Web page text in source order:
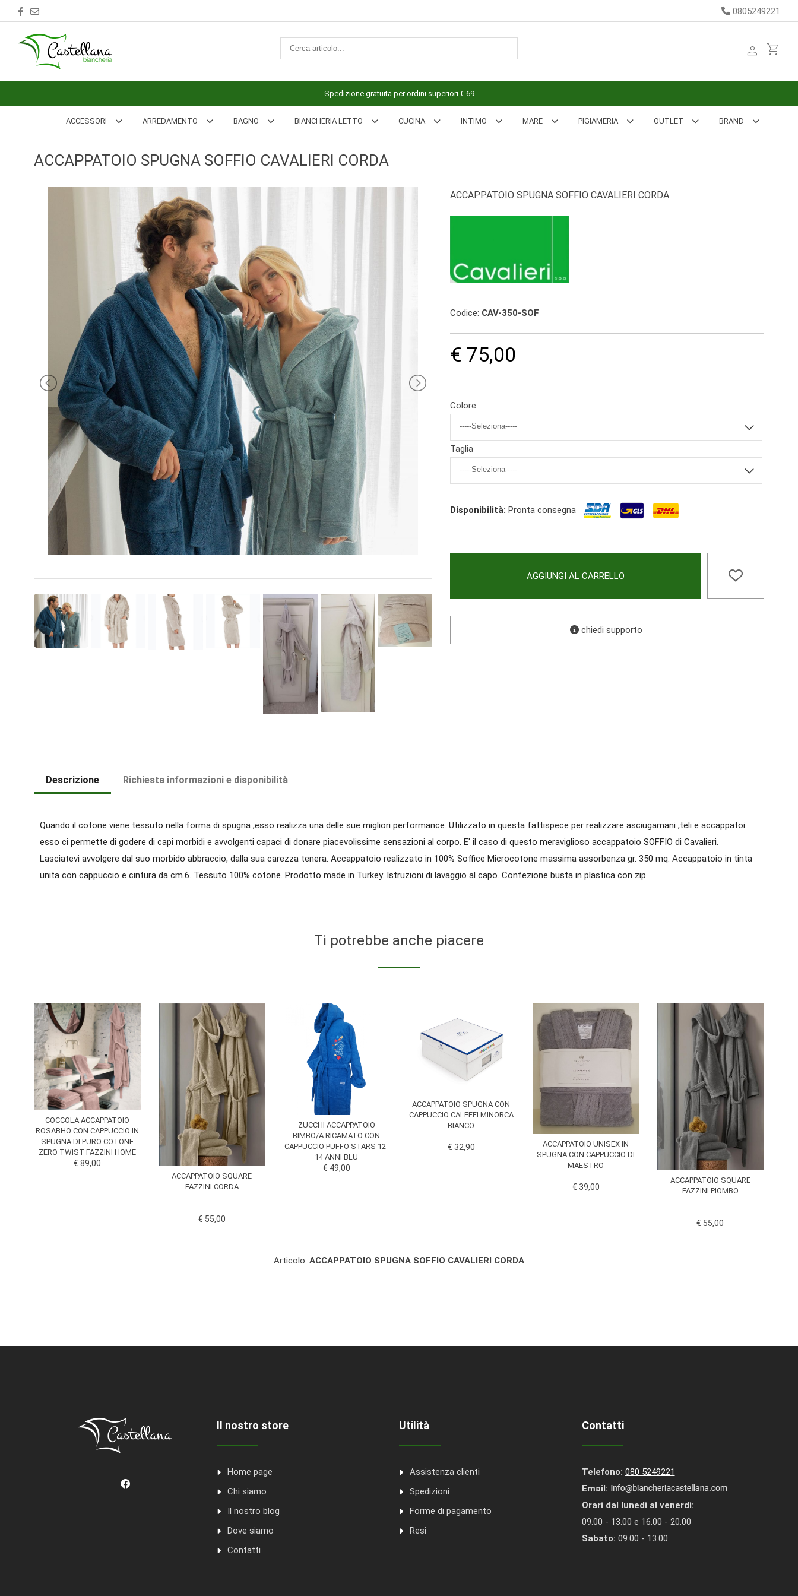
ACCESSORI
CUCINA
0805249221
person shopping_cart
Spedizione gratuita per ordini superiori € 69
ACCESSORI ARREDAMENTO BAGNO BIANCHERIA LETTO CUCINA INTIMO MARE PIGIAMERIA OUTLET BRAND
ACCAPPATOIO SPUGNA SOFFIO CAVALIERI CORDA
ACCAPPATOIO SPUGNA SOFFIO CAVALIERI CORDA
Codice: CAV-350-SOF
€ 75,00
Colore
Taglia
Disponibilità: Pronta consegna
AGGIUNGI AL CARRELLO
chiedi supporto
Descrizione Richiesta informazioni e disponibilità
Quando il cotone viene tessuto nella forma di spugna ,esso realizza una delle sue migliori performance. Utilizzato in questa fattispece per realizzare asciugamani ,teli e accappatoi
esso ci permette di godere di capi morbidi e avvolgenti capaci di donare piacevolissime sensazioni al corpo. E' il caso di questo meraviglioso accappatoio SOFFIO di Cavalieri.
Lasciatevi avvolgere dal suo morbido abbraccio, dalla sua carezza tenera. Accappatoio realizzato in 100% Soffice Microcotone massima assorbenza gr. 350 mq. Accappatoio in tinta
unita con cappuccio e cintura da cm.6. Tessuto 100% cotone. Prodotto made in Turkey. Istruzioni di lavaggio al capo. Confezione busta in plastica con zip.
Ti potrebbe anche piacere
COCCOLA ACCAPPATOIO
ROSABHO CON CAPPUCCIO IN
SPUGNA DI PURO COTONE
ZERO TWIST FAZZINI HOME
€ 89,00
ACCAPPATOIO SQUARE
FAZZINI CORDA
€ 55,00
ZUCCHI ACCAPPATOIO
BIMBO/A RICAMATO CON
CAPPUCCIO PUFFO STARS 12-
14 ANNI BLU
€ 49,00
ACCAPPATOIO SPUGNA CON
CAPPUCCIO CALEFFI MINORCA
BIANCO
€ 32,90
ACCAPPATOIO UNISEX IN
SPUGNA CON CAPPUCCIO DI
MAESTRO
€ 39,00
ACCAPPATOIO SQUARE
FAZZINI PIOMBO
€ 55,00
Articolo: ACCAPPATOIO SPUGNA SOFFIO CAVALIERI CORDA
Il nostro store
Home page
Chi siamo
Il nostro blog
Dove siamo
Contatti
Utilità
Assistenza clienti
Spedizioni
Forme di pagamento
Resi
Contatti
Telefono: 080 5249221
Email:
Orari dal lunedì al venerdì:
09.00 - 13.00 e 16.00 - 20.00
Sabato: 09.00 - 13.00